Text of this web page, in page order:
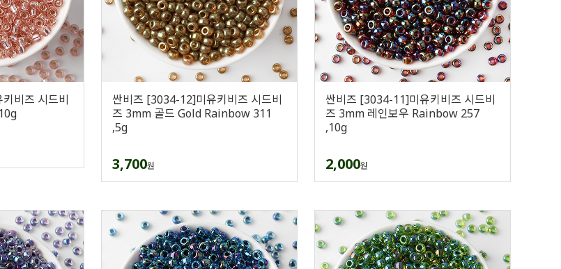
비즈 시드비
싼비즈 [3034-12]미유키비즈 시드비
즈 3mm 골드 Gold Rainbow 311
,5g
3,700원
싼비즈 [3034-11]미유키비즈 시드비
즈 3mm 레인보우 Rainbow 257
,10g
2,000원